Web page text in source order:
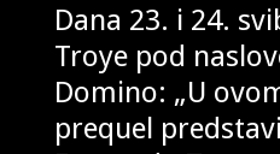
Dana 23. i 24.
Troye pod
Domino: „U
prequel